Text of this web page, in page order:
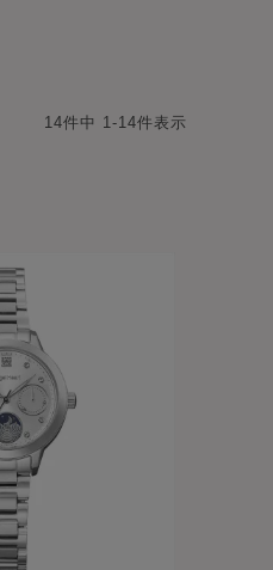
14件中 1-14件表示